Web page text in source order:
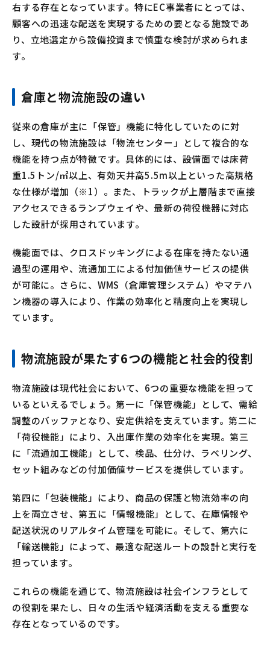
右する存在となっています。特にEC事業者にとっては、
顧客への迅速な配送を実現するための要となる施設であ
り、立地選定から設備投資まで慎重な検討が求められま
す。
倉庫と物流施設の違い
従来の倉庫が主に「保管」機能に特化していたのに対
し、現代の物流施設は「物流センター」として複合的な
機能を持つ点が特徴です。具体的には、設備面では床荷
重1.5トン/㎡以上、有効天井高5.5m以上といった高規格
な仕様が増加（※1）。また、トラックが上層階まで直接
アクセスできるランプウェイや、最新の荷役機器に対応
した設計が採用されています。
機能面では、クロスドッキングによる在庫を持たない通
過型の運用や、流通加工による付加価値サービスの提供
が可能に。さらに、WMS（倉庫管理システム）やマテハ
ン機器の導入により、作業の効率化と精度向上を実現し
ています。
物流施設が果たす6つの機能と社会的役割
物流施設は現代社会において、6つの重要な機能を担って
いるといえるでしょう。第一に「保管機能」として、需給
調整のバッファとなり、安定供給を支えています。第二に
「荷役機能」により、入出庫作業の効率化を実現。第三
に「流通加工機能」として、検品、仕分け、ラベリング、
セット組みなどの付加価値サービスを提供しています。
第四に「包装機能」により、商品の保護と物流効率の向
上を両立させ、第五に「情報機能」として、在庫情報や
配送状況のリアルタイム管理を可能に。そして、第六に
「輸送機能」によって、最適な配送ルートの設計と実行を
担っています。
これらの機能を通じて、物流施設は社会インフラとして
の役割を果たし、日々の生活や経済活動を支える重要な
存在となっているのです。